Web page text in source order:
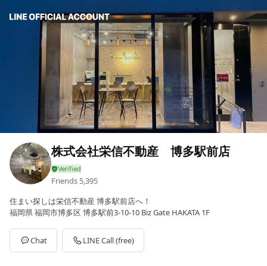
株式会社栄信不動産 博多駅前店
Friends 5,395
住まい探しは栄信不動産 博多駅前店へ！
福岡県 福岡市博多区 博多駅前3-10-10 Biz Gate HAKATA 1F
Chat LINE Call (free)